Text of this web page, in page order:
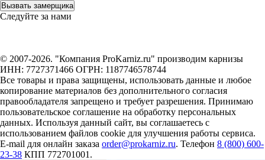
Вызвать замерщика
Следуйте за нами
© 2007-2026. "Компания ProKarniz.ru" производим карнизы
ИНН: 7727371466 ОГРН: 1187746578744
Все товары и права защищены, использовать данные и любое
копирование материалов без дополнительного согласия
правообладателя запрещено и требует разрешения. Принимаю
пользовательское соглашение на обработку персональных
данных. Используя данный сайт, вы соглашаетесь с
использованием файлов cookie для улучшения работы сервиса.
E-mail для онлайн заказа order@prokarniz.ru. Телефон 8 (800) 600-
23-38 КПП 772701001.